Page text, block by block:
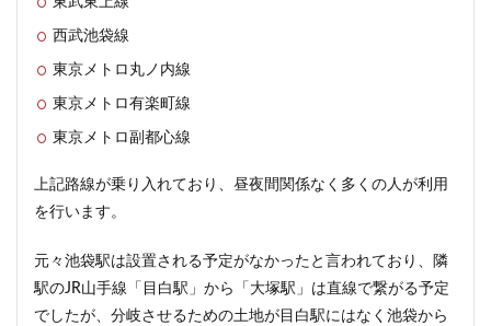
西武池袋線
東京メトロ丸ノ内線
東京メトロ有楽町線
東京メトロ副都心線
上記路線が乗り入れており、昼夜間関係なく多くの人が利用
を行います。
元々池袋駅は設置される予定がなかったと言われており、隣
駅のJR山手線「目白駅」から「大塚駅」は直線で繋がる予定
でしたが、分岐させるための土地が目白駅にはなく池袋から